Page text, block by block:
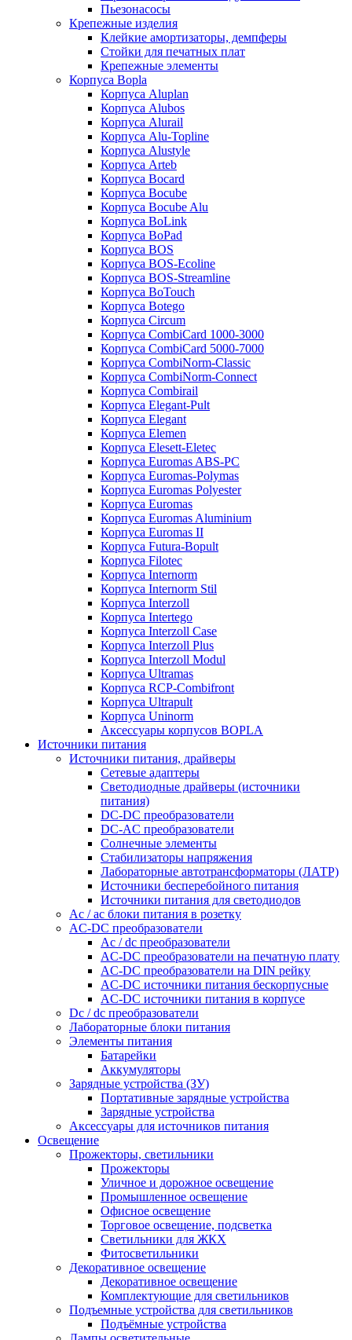
Пьезонасосы
Крепежные изделия
Клейкие амортизаторы, демпферы
Стойки для печатных плат
Крепежные элементы
Корпуса Bopla
Корпуса Aluplan
Корпуса Alubos
Корпуса Alurail
Корпуса Alu-Topline
Корпуса Alustyle
Корпуса Arteb
Корпуса Bocard
Корпуса Bocube
Корпуса Bocube Alu
Корпуса BoLink
Корпуса BoPad
Корпуса BOS
Корпуса BOS-Ecoline
Корпуса BOS-Streamline
Корпуса BoTouch
Корпуса Botego
Корпуса Circum
Корпуса CombiCard 1000-3000
Корпуса CombiCard 5000-7000
Корпуса CombiNorm-Classic
Корпуса CombiNorm-Connect
Корпуса Combirail
Корпуса Elegant-Pult
Корпуса Elegant
Корпуса Elemen
Корпуса Elesett-Eletec
Корпуса Euromas ABS-PC
Корпуса Euromas-Polymas
Корпуса Euromas Polyester
Корпуса Euromas
Корпуса Euromas Aluminium
Корпуса Euromas II
Корпуса Futura-Bopult
Корпуса Filotec
Корпуса Internorm
Корпуса Internorm Stil
Корпуса Interzoll
Корпуса Intertego
Корпуса Interzoll Case
Корпуса Interzoll Plus
Корпуса Interzoll Modul
Корпуса Ultramas
Корпуса RCP-Combifront
Корпуса Ultrapult
Корпуса Uninorm
Аксессуары корпусов BOPLA
Источники питания
Источники питания, драйверы
Сетевые адаптеры
Светодиодные драйверы (источники
питания)
DC-DC преобразователи
DC-AC преобразователи
Солнечные элементы
Стабилизаторы напряжения
Лабораторные автотрансформаторы (ЛАТР)
Источники бесперебойного питания
Источники питания для светодиодов
Ac / ac блоки питания в розетку
AC-DC преобразователи
Ac / dc преобразователи
AC-DC преобразователи на печатную плату
AC-DC преобразователи на DIN рейку
AC-DC источники питания бескорпусные
AC-DC источники питания в корпусе
Dc / dc преобразователи
Лабораторные блоки питания
Элементы питания
Батарейки
Аккумуляторы
Зарядные устройства (ЗУ)
Портативные зарядные устройства
Зарядные устройства
Аксессуары для источников питания
Освещение
Прожекторы, светильники
Прожекторы
Уличное и дорожное освещение
Промышленное освещение
Офисное освещение
Торговое освещение, подсветка
Светильники для ЖКХ
Фитосветильники
Декоративное освещение
Декоративное освещение
Комплектующие для светильников
Подъемные устройства для светильников
Подъёмные устройства